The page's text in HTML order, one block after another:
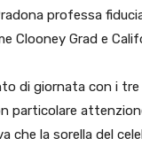
professa
Clooney Grad e
di giornata con i
particolare
che la sorella del